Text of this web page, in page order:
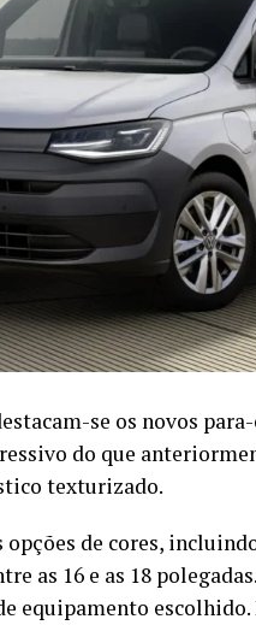
se os novos
do que
texturizado.
opções de cores,
as 16 e as 18
equipamento